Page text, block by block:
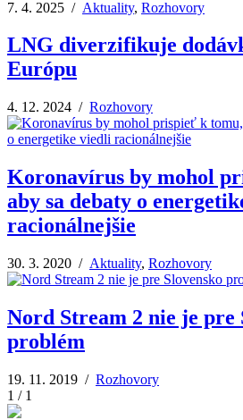
7. 4. 2025 / Aktuality, Rozhovory
LNG diverzifikuje
Európu
4. 12. 2024 / Rozhovory
Koronavírus by mohol
aby sa debaty o
racionálnejšie
30. 3. 2020 / Aktuality, Rozhovory
Nord Stream 2 nie je pre
problém
19. 11. 2019 / Rozhovory
1 / 1